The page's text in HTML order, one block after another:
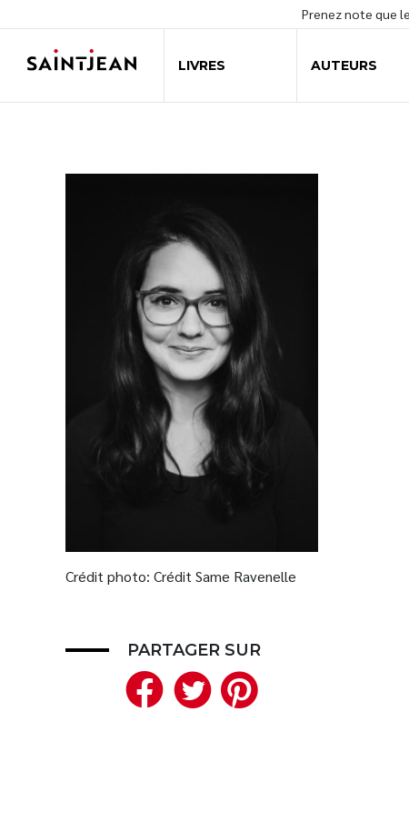
Prenez note que
LIVRES AUTEURS
Crédit photo: Crédit Same Ravenelle
PARTAGER SUR
Facebook
Twitter